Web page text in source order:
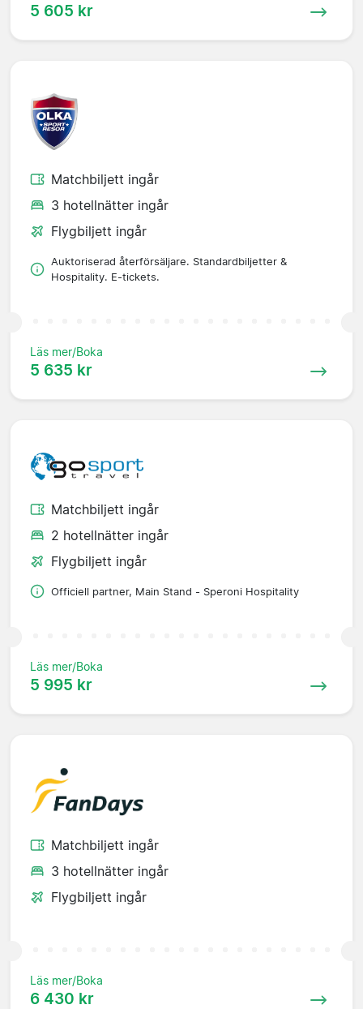
5 605 kr
Matchbiljett ingår
3 hotellnätter ingår
Flygbiljett ingår
Auktoriserad återförsäljare. Standardbiljetter &
Hospitality. E-tickets.
Läs mer/Boka
5 635 kr
Matchbiljett ingår
2 hotellnätter ingår
Flygbiljett ingår
Officiell partner, Main Stand - Speroni Hospitality
Läs mer/Boka
5 995 kr
Matchbiljett ingår
3 hotellnätter ingår
Flygbiljett ingår
Läs mer/Boka
6 430 kr